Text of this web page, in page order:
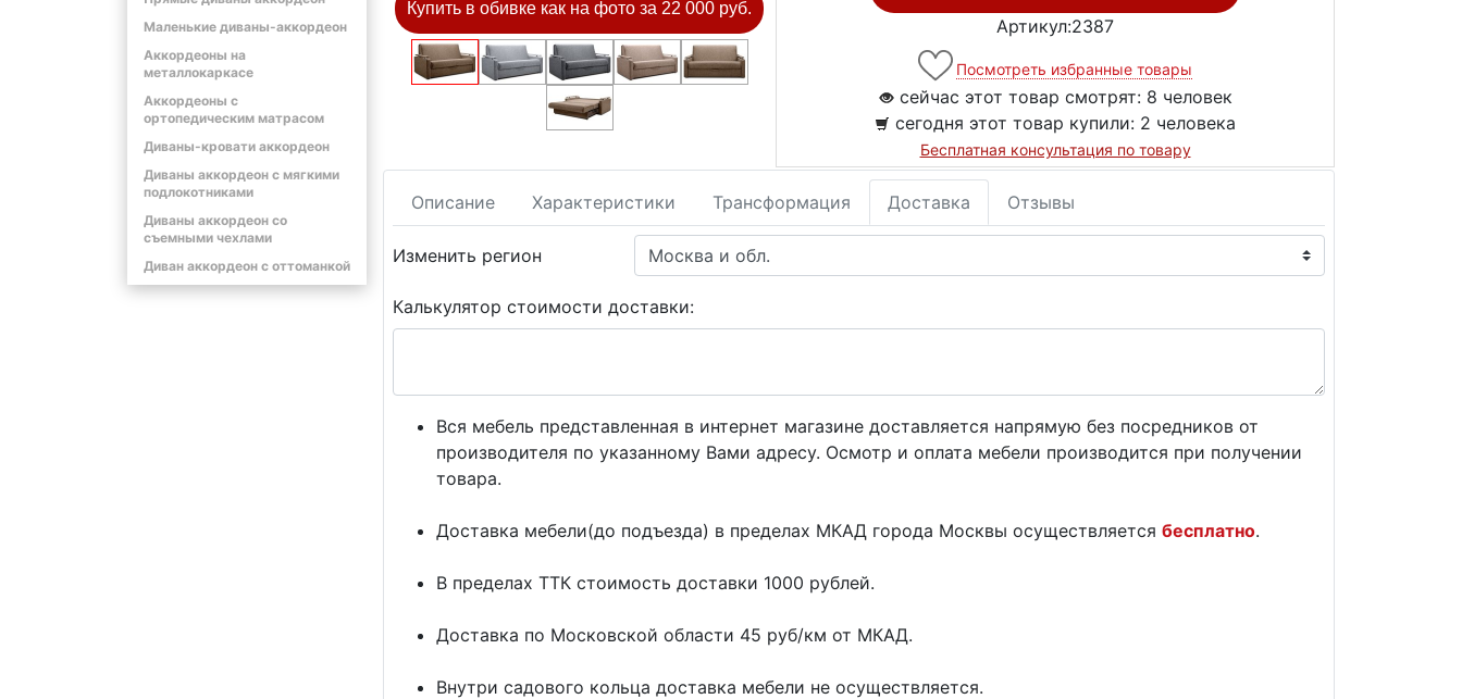
Маленькие диваны-аккордеон
Аккордеоны на
металлокаркасе
Аккордеоны с
ортопедическим матрасом
Диваны-кровати аккордеон
Диваны аккордеон с мягкими
подлокотниками
Диваны аккордеон со
съемными чехлами
Диван аккордеон с оттоманкой
Купить в обивке как на фото за 22 000 руб.
Артикул:2387
Посмотреть избранные товары
сейчас этот товар смотрят: 8 человек
сегодня этот товар купили: 2 человека
Бесплатная консультация по товару
Описание Характеристики Трансформация Доставка Отзывы
Изменить регион
Калькулятор стоимости доставки:
Вся мебель представленная в интернет магазине доставляется напрямую без посредников от
производителя по указанному Вами адресу. Осмотр и оплата мебели производится при получении
товара.
Доставка мебели(до подъезда) в пределах МКАД города Москвы осуществляется бесплатно.
В пределах ТТК стоимость доставки 1000 рублей.
Доставка по Московской области 45 руб/км от МКАД.
Внутри садового кольца доставка мебели не осуществляется.